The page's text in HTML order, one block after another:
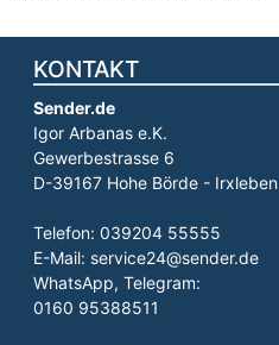
KONTAKT
Sender.de
Igor Arbanas e.K.
Gewerbestrasse 6
D-39167 Hohe Börde - Irxleben
Telefon: 039204 55555
E-Mail: service24@sender.de
WhatsApp, Telegram:
0160 95388511